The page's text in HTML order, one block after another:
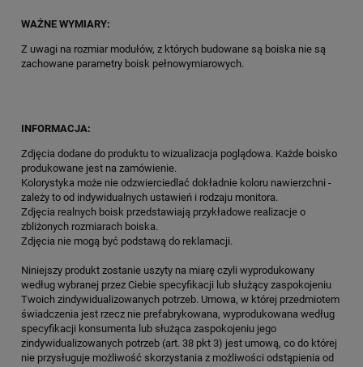
WAŻNE WYMIARY:
Z uwagi na rozmiar modułów, z których budowane są boiska nie są
zachowane parametry boisk pełnowymiarowych.
INFORMACJA:
Zdjęcia dodane do produktu to wizualizacja poglądowa. Każde boisko
produkowane jest na zamówienie.
Kolorystyka może nie odzwierciedlać dokładnie koloru nawierzchni -
zależy to od indywidualnych ustawień i rodzaju monitora.
Zdjęcia realnych boisk przedstawiają przykładowe realizacje o
zbliżonych rozmiarach boiska.
Zdjęcia nie mogą być podstawą do reklamacji.
Niniejszy produkt zostanie uszyty na miarę czyli wyprodukowany
według wybranej przez Ciebie specyfikacji lub służący zaspokojeniu
Twoich zindywidualizowanych potrzeb. Umowa, w której przedmiotem
świadczenia jest rzecz nie prefabrykowana, wyprodukowana według
specyfikacji konsumenta lub służąca zaspokojeniu jego
zindywidualizowanych potrzeb (art. 38 pkt 3) jest umową, co do której
nie przysługuje możliwość skorzystania z możliwości odstąpienia od